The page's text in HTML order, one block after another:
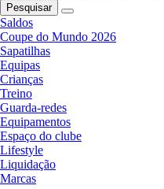
Pesquisar
Saldos
Coupe do Mundo 2026
Sapatilhas
Equipas
Crianças
Treino
Guarda-redes
Equipamentos
Espaço do clube
Lifestyle
Liquidação
Marcas